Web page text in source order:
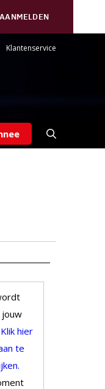
AANMELDEN
Klantenservice
Klik hier
te